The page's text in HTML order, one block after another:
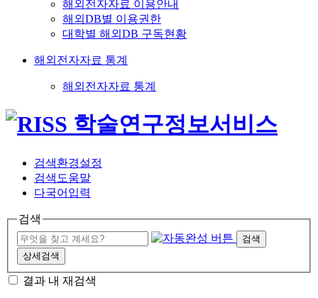
해외전자자료 이용안내
해외DB별 이용권한
대학별 해외DB 구독현황
해외전자자료 통계
해외전자자료 통계
검색환경설정
검색도움말
다국어입력
검색
검색
상세검색
결과 내 재검색